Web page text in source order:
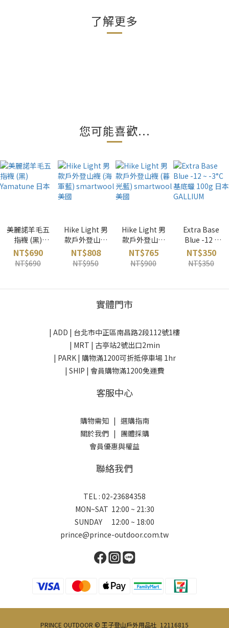
了解更多
您可能喜歡...
美麗諾羊毛五
指襪 (黑)
Yamatune 日
本
NT$690
NT$690
Hike Light 男
款戶外登山襪
(海軍藍)
smartwool
美國
NT$808
NT$950
Hike Light 男
款戶外登山襪
(暮光藍)
smartwool
美國
NT$765
NT$900
Extra Base
Blue -12 ~
-3°C 基底蠟
100g 日本
GALLIUM
NT$350
NT$350
實體門市
| ADD | 台北市中正區南昌路2段112號1樓
| MRT | 古亭站2號出口2min
| PARK | 購物滿1200可折抵停車場 1hr
| SHIP | 會員購物滿1200免運費
客服中心
購物需知| 選購指南
關於我們| 團體採購
會員優惠與權益
聯絡我們
TEL : 02-23684358
MON~SAT 12:00 ~ 21:30
SUNDAY 12:00 ~ 18:00
prince@prince-outdoor.com.tw
PRINCE OUTDOOR © 王子登山戶外用品社 12116815